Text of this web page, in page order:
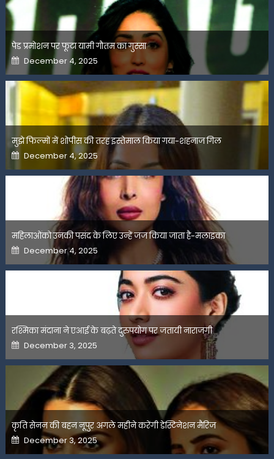
पेड प्रमोशन पर फूटा यामी गौतम का गुस्सा
Posted
on
December 4, 2025
मुझे फिल्मों में शोपीस की तरह इस्तेमाल किया गया-शहनाज गिल
Posted
on
December 4, 2025
महिलाओंको उनकी पसंद के लिए उन्हें जज किया जाता है-मलाइका
Posted
on
December 4, 2025
रश्मिका मंदाना ने एआई के बढ़ते दुरुपयोग पर जतायी नाराजगी
Posted
on
December 3, 2025
कृति सेनन की बहन नूपुर अगले महीने करेंगी डेस्टिनेशन मैरिज
Posted
on
December 3, 2025